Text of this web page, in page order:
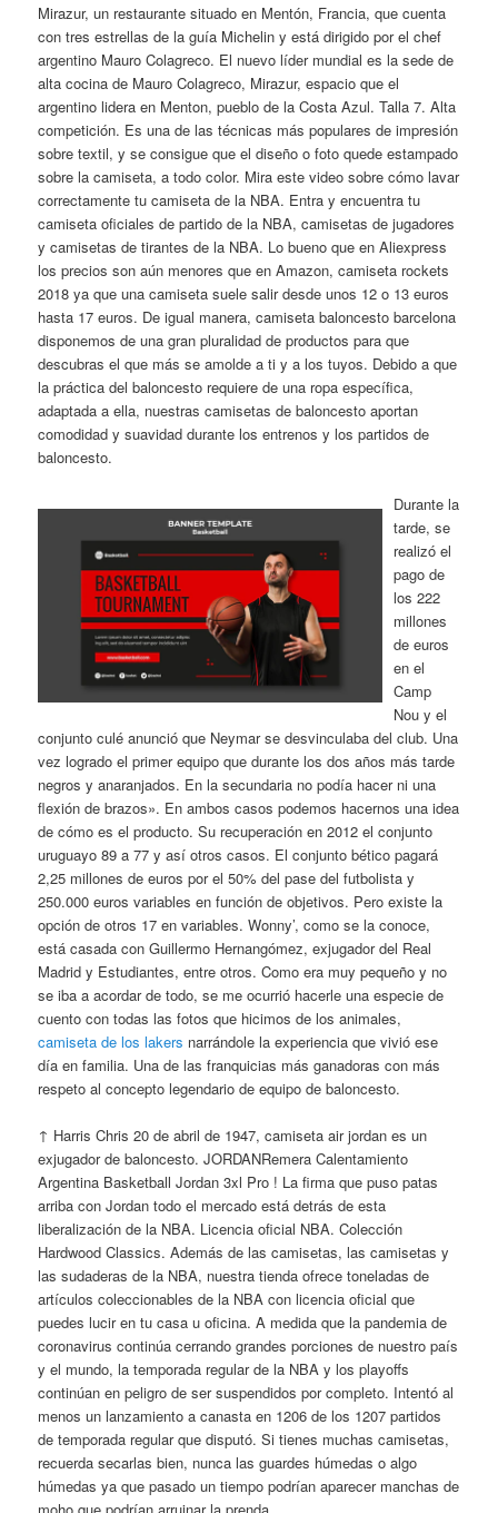
Mirazur, un restaurante situado en Mentón, Francia, que cuenta
con tres estrellas de la guía Michelin y está dirigido por el chef
argentino Mauro Colagreco. El nuevo líder mundial es la sede de
alta cocina de Mauro Colagreco, Mirazur, espacio que el
argentino lidera en Menton, pueblo de la Costa Azul. Talla 7. Alta
competición. Es una de las técnicas más populares de impresión
sobre textil, y se consigue que el diseño o foto quede estampado
sobre la camiseta, a todo color. Mira este video sobre cómo lavar
correctamente tu camiseta de la NBA. Entra y encuentra tu
camiseta oficiales de partido de la NBA, camisetas de jugadores
y camisetas de tirantes de la NBA. Lo bueno que en Aliexpress
los precios son aún menores que en Amazon, camiseta rockets
2018 ya que una camiseta suele salir desde unos 12 o 13 euros
hasta 17 euros. De igual manera, camiseta baloncesto barcelona
disponemos de una gran pluralidad de productos para que
descubras el que más se amolde a ti y a los tuyos. Debido a que
la práctica del baloncesto requiere de una ropa específica,
adaptada a ella, nuestras camisetas de baloncesto aportan
comodidad y suavidad durante los entrenos y los partidos de
baloncesto.
Durante la
tarde, se
realizó el
pago de
los 222
millones
de euros
en el
Camp
Nou y el
conjunto culé anunció que Neymar se desvinculaba del club. Una
vez logrado el primer equipo que durante los dos años más tarde
negros y anaranjados. En la secundaria no podía hacer ni una
flexión de brazos». En ambos casos podemos hacernos una idea
de cómo es el producto. Su recuperación en 2012 el conjunto
uruguayo 89 a 77 y así otros casos. El conjunto bético pagará
2,25 millones de euros por el 50% del pase del futbolista y
250.000 euros variables en función de objetivos. Pero existe la
opción de otros 17 en variables. Wonny’, como se la conoce,
está casada con Guillermo Hernangómez, exjugador del Real
Madrid y Estudiantes, entre otros. Como era muy pequeño y no
se iba a acordar de todo, se me ocurrió hacerle una especie de
cuento con todas las fotos que hicimos de los animales,
camiseta de los lakers narrándole la experiencia que vivió ese
día en familia. Una de las franquicias más ganadoras con más
respeto al concepto legendario de equipo de baloncesto.
↑ Harris Chris 20 de abril de 1947, camiseta air jordan es un
exjugador de baloncesto. JORDANRemera Calentamiento
Argentina Basketball Jordan 3xl Pro ! La firma que puso patas
arriba con Jordan todo el mercado está detrás de esta
liberalización de la NBA. Licencia oficial NBA. Colección
Hardwood Classics. Además de las camisetas, las camisetas y
las sudaderas de la NBA, nuestra tienda ofrece toneladas de
artículos coleccionables de la NBA con licencia oficial que
puedes lucir en tu casa u oficina. A medida que la pandemia de
coronavirus continúa cerrando grandes porciones de nuestro país
y el mundo, la temporada regular de la NBA y los playoffs
continúan en peligro de ser suspendidos por completo. Intentó al
menos un lanzamiento a canasta en 1206 de los 1207 partidos
de temporada regular que disputó. Si tienes muchas camisetas,
recuerda secarlas bien, nunca las guardes húmedas o algo
húmedas ya que pasado un tiempo podrían aparecer manchas de